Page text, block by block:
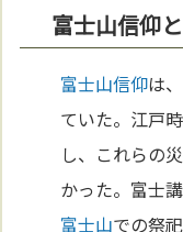
富士山信仰
富士山信仰は、
ていた。江戸時
し、これらの
かった。富士
富士山での祭